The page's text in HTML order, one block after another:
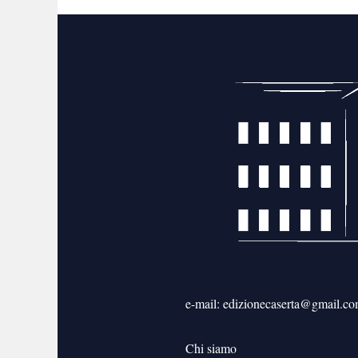
e-mail:
Chi siamo